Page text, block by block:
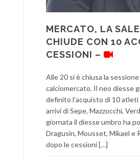
MERCATO, LA
CHIUDE CON 10
CESSIONI –
Alle 20 si è chiusa la
calciomercato. Il neo diesse
definito l’acquisto di 10
arrivi di Sepe, Mazzocchi,
giornata il diesse umbro ha
Dragusin, Mousset, Mikael e
dopo le cessioni […]